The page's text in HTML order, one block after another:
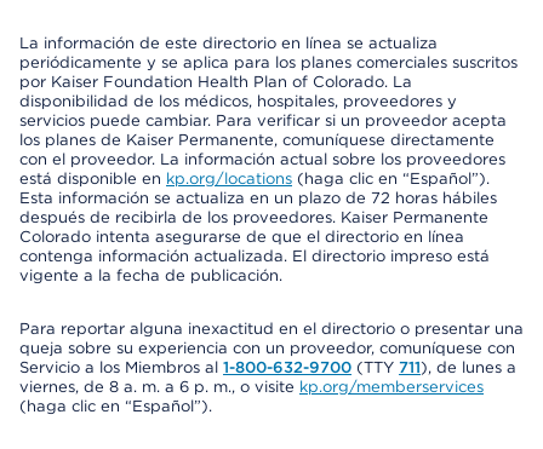
La información de este directorio en línea se actualiza
periódicamente y se aplica para los planes comerciales suscritos
por Kaiser Foundation Health Plan of Colorado. La
disponibilidad de los médicos, hospitales, proveedores y
servicios puede cambiar. Para verificar si un proveedor acepta
los planes de Kaiser Permanente, comuníquese directamente
con el proveedor. La información actual sobre los proveedores
está disponible en kp.org/locations (haga clic en “Español”).
Esta información se actualiza en un plazo de 72 horas hábiles
después de recibirla de los proveedores. Kaiser Permanente
Colorado intenta asegurarse de que el directorio en línea
contenga información actualizada. El directorio impreso está
vigente a la fecha de publicación.
Para reportar alguna inexactitud en el directorio o presentar una
queja sobre su experiencia con un proveedor, comuníquese con
Servicio a los Miembros al 1-800-632-9700 (TTY 711), de lunes a
viernes, de 8 a. m. a 6 p. m., o visite kp.org/memberservices
(haga clic en “Español”).